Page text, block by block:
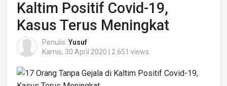
Kaltim Positif Covid-19,
Kasus Terus Meningkat
Penulis: Yusuf
Kamis, 30 April 2020 | 2.651 views